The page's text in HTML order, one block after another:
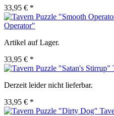
33,95 € *
Operator"
Artikel auf Lager.
33,95 € *
Derzeit leider nicht lieferbar.
33,95 € *